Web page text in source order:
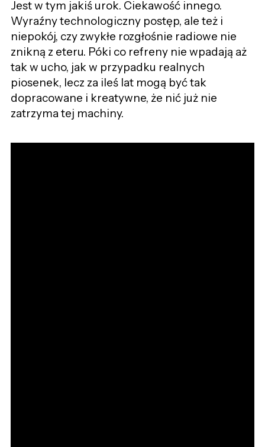
Jest w tym jakiś urok. Ciekawość innego.
Wyraźny technologiczny postęp, ale też i
niepokój, czy zwykłe rozgłośnie radiowe nie
znikną z eteru. Póki co refreny nie wpadają aż
tak w ucho, jak w przypadku realnych
piosenek, lecz za ileś lat mogą być tak
dopracowane i kreatywne, że nić już nie
zatrzyma tej machiny.